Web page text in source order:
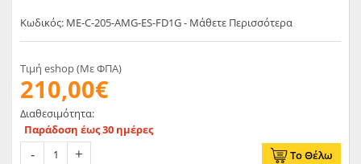
Κωδικός: ME-C-205-AMG-ES-FD1G - Μάθετε Περισσότερα
Τιμή eshop (Με ΦΠΑ)
210,00€
Διαθεσιμότητα:
Παράδοση έως 30 ημέρες
Το Θέλω